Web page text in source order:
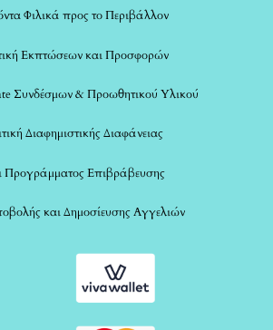
Φιλικά προς το Περιβάλλον
Εκπτώσεων και Προσφορών
Συνδέσμων & Προωθητικού Υλικού
Διαφημιστικής Διαφάνειας
Προγράμματος Επιβράβευσης
και Δημοσίευσης Αγγελιών